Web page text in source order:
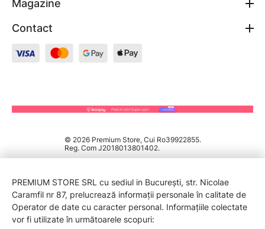
Magazine
Contact
© 2026 Premium Store, Cui Ro39922855.
Reg. Com J2018013801402.
PREMIUM STORE SRL cu sediul in București, str. Nicolae
Caramfil nr 87, prelucrează informații personale în calitate de
Operator de date cu caracter personal. Informațiile colectate
vor fi utilizate în următoarele scopuri: